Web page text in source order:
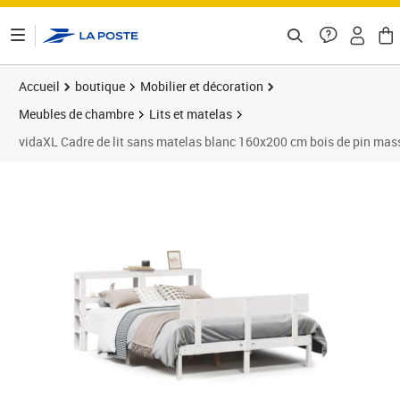
Accueil boutique
Mobilier et décoration
Meubles de chambre
Lits et matelas
vidaXL Cadre de lit sans matelas blanc 160x200 cm bois de pin